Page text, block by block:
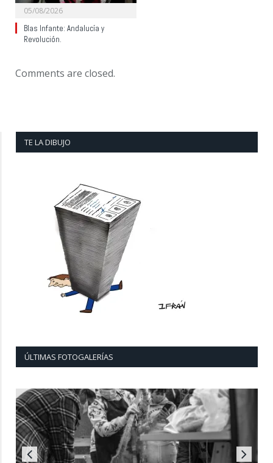
05/08/2026
Blas Infante: Andalucía y
Revolución.
Comments are closed.
TE LA DIBUJO
ÚLTIMAS FOTOGALERÍAS